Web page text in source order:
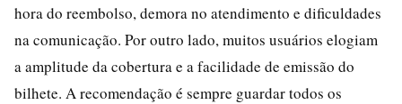
hora do reembolso, demora no atendimento e dificuldades
na comunicação. Por outro lado, muitos usuários elogiam
a amplitude da cobertura e a facilidade de emissão do
bilhete. A recomendação é sempre guardar todos os